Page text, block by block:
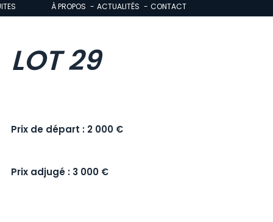
À PROPOS ACTUALITÉS CONTACT
LOT 29
Prix de départ : 2 000 €
Prix adjugé : 3 000 €